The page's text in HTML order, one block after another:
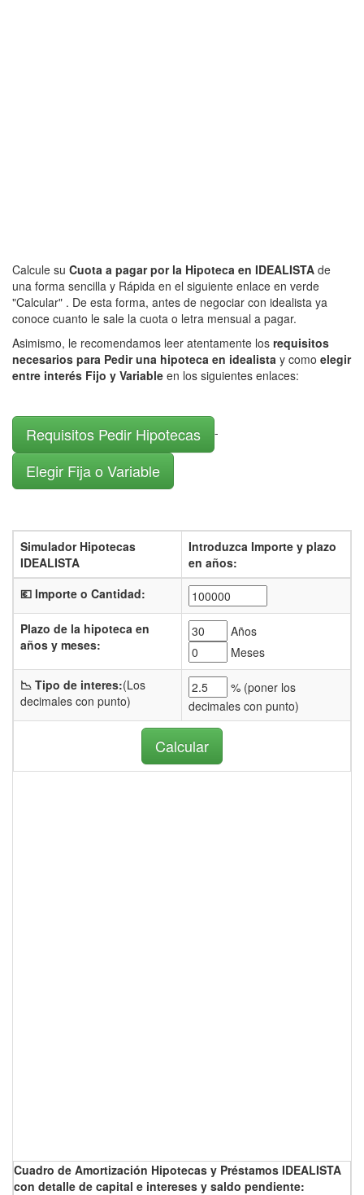
Calcule su Cuota a pagar por la Hipoteca en IDEALISTA de
una forma sencilla y Rápida en el siguiente enlace en verde
"Calcular" . De esta forma, antes de negociar con idealista ya
conoce cuanto le sale la cuota o letra mensual a pagar.
Asimismo, le recomendamos leer atentamente los requisitos
necesarios para Pedir una hipoteca en idealista y como elegir
entre interés Fijo y Variable en los siguientes enlaces:
Requisitos Pedir Hipotecas -
Elegir Fija o Variable
Simulador Hipotecas
IDEALISTA
Introduzca Importe y plazo
en años:
💶 Importe o Cantidad:
Plazo de la hipoteca en
años y meses:
Años
Meses
📉 Tipo de interes:(Los
decimales con punto)
% (poner los
decimales con punto)
Cuadro de Amortización Hipotecas y Préstamos IDEALISTA
con detalle de capital e intereses y saldo pendiente: